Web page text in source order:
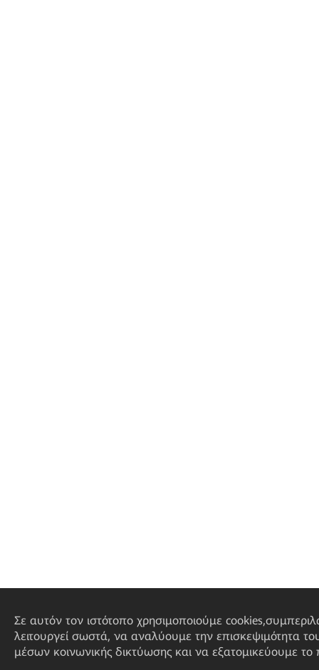
Σε αυτόν τον ιστότοπο χρησιμοποιούμε
λειτουργεί σωστά, να αναλύουμε την επισκεψιμότητα
μέσων κοινωνικής δικτύωσης και να εξατομικεύουμε το